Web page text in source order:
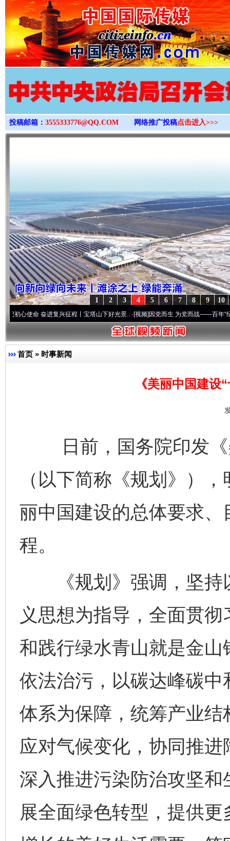
>
投稿邮箱： 3555333776@QQ.COM 网络推广投稿点击进入>>>
10
9
8
7
6
5
4
3
2
1
命 奋进复兴征程丨宝塔山下好光景..·[视频]因党而生 为党而战——百年“纪”事⑧加强
首页 » 时事新闻
《美丽中国建设
日前，国务院印发《
（以下简称《规划》）
丽中国建设的总体要求
程。
《规划》强调，坚持
义思想为指导，全面贯
和践行绿水青山就是金
依法治污，以碳达峰碳
体系为保障，统筹产业
应对气候变化，协同推
深入推进污染防治攻坚
展全面绿色转型，提供